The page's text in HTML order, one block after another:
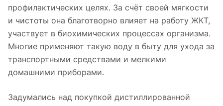
профилактических целях. За счёт своей мягкости
и чистоты она благотворно влияет на работу ЖКТ,
участвует в биохимических процессах организма.
Многие применяют такую воду в быту для ухода за
транспортными средствами и мелкими
домашними приборами.
Задумались над покупкой дистиллированной